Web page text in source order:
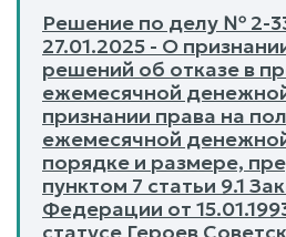
Решение по делу № 2-
27.01.2025 - О
решений об отказе в
ежемесячной
признании права на
ежемесячной
порядке и размере,
пунктом 7 статьи 9.1
Федерации от
статусе Героев